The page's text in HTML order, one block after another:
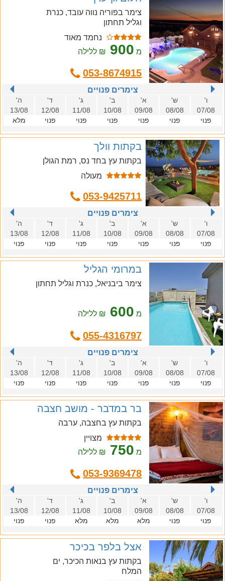
צימר בפוריה נווה עובד, כנרת
וגליל תחתון
נחמד מאוד
מ 900 ₪ ללילה
053-8674915
צימרים פנויים
ו'
07/08
פנוי
ש'
08/08
פנוי
א'
09/08
פנוי
ב'
10/08
פנוי
ג'
11/08
פנוי
ד'
12/08
פנוי
ה'
13/08
מלא
בקתות וולך
בקתות עץ בחד נס, רמת הגולן
מעולה
053-9425711
צימרים פנויים
ו'
07/08
פנוי
ש'
08/08
פנוי
א'
09/08
פנוי
ב'
10/08
פנוי
ג'
11/08
פנוי
ד'
12/08
פנוי
ה'
13/08
פנוי
במרומי הגליל
צימר ביבניאל, כנרת וגליל תחתון
מ 600 ₪ ללילה
055-4316797
צימרים פנויים
ו'
07/08
פנוי
ש'
08/08
פנוי
א'
09/08
פנוי
ב'
10/08
פנוי
ג'
11/08
פנוי
ד'
12/08
פנוי
ה'
13/08
פנוי
בר במדבר - מושב חצבה
בקתות עץ בחצבה, ערבה
מצויין
מ 750 ₪ ללילה
053-9369478
צימרים פנויים
ו'
07/08
פנוי
ש'
08/08
פנוי
א'
09/08
מלא
ב'
10/08
מלא
ג'
11/08
מלא
ד'
12/08
פנוי
ה'
13/08
פנוי
אצל בלפר בכיכר
בקתות עץ בנאות הכיכר, ים
המלח